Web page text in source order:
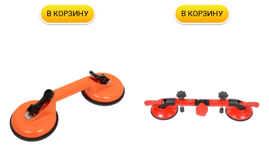
В КОРЗИНУ В КОРЗИНУ